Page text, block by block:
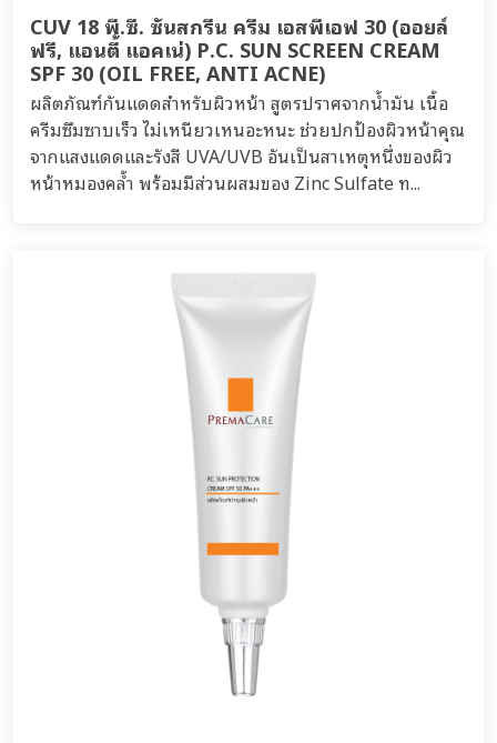
CUV 18 พี.ซี. ซันสกรีน ครีม เอสพีเอฟ 30 (ออยล์
ฟรี, แอนตี้ แอคเน่) P.C. SUN SCREEN CREAM
SPF 30 (OIL FREE, ANTI ACNE)
ผลิตภัณฑ์กันแดดสำหรับผิวหน้า สูตรปราศจากน้ำมัน เนื้อ
ครีมซึมซาบเร็ว ไม่เหนียวเหนอะหนะ ช่วยปกป้องผิวหน้าคุณ
จากแสงแดดและรังสี UVA/UVB อันเป็นสาเหตุหนึ่งของผิว
หน้าหมองคล้ำ พร้อมมีส่วนผสมของ Zinc Sulfate ท...